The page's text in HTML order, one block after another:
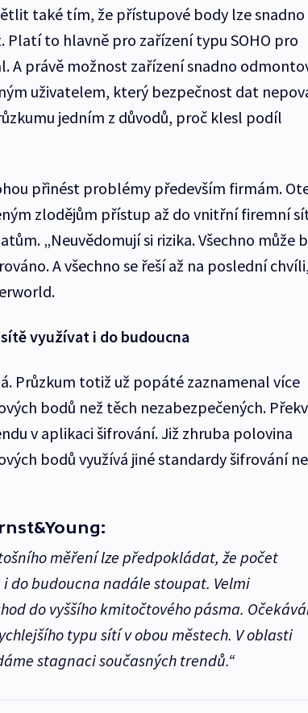
také tím, že přístupové body lze snadno
to hlavně pro zařízení typu SOHO pro
A právě možnost zařízení snadno
uživatelem, který bezpečnost dat
jedním z důvodů, proč klesl podíl
přinést problémy především firmám.
zlodějům přístup až do vnitřní firemní
„Neuvědomují si rizika. Všechno může
A všechno se řeší až na poslední
využívat i do budoucna
Průzkum totiž už popáté zaznamenal více
bodů než těch nezabezpečených.
v aplikaci šifrování. Již zhruba polovina
bodů využívá jiné standardy šifrování
měření lze předpokládat, že počet
do budoucna nadále stoupat. Velmi
do vyššího kmitočtového pásma.
typu sítí v obou městech. V oblasti
stagnaci současných trendů.“